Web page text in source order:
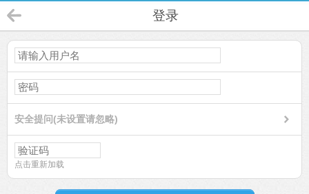
登录
安全提问(未设置请忽略)
点击重新加载